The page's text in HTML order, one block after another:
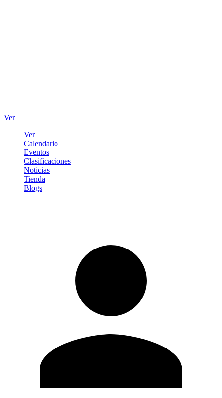
Ver
Ver
Calendario
Eventos
Clasificaciones
Noticias
Tienda
Blogs